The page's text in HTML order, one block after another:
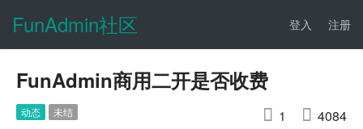
FunAdmin社区 登入 注册
FunAdmin商用二开是否收费
动态 未结  1  4084